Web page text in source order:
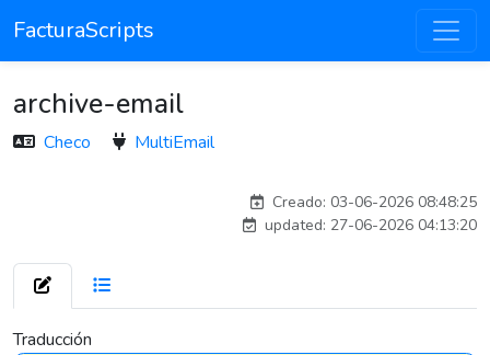
FacturaScripts
archive-email
Checo MultiEmail
Creado: 03-06-2026 08:48:25
updated: 27-06-2026 04:13:20
Traducción